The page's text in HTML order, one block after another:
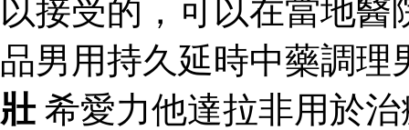
以接受的，可以在當地醫
品男用持久延時中藥調
壯希愛力他達拉非用於